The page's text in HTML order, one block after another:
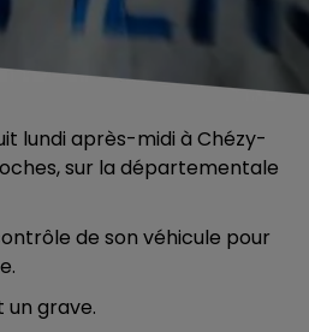
lundi après-midi à Chézy-
sur la départementale
de son véhicule pour
un grave.